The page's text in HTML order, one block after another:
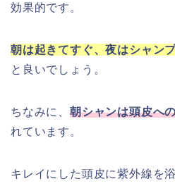
効果的です。
朝は起きてすぐ、夜はシャン
と良いでしょう。
ちなみに、 朝シャンは頭皮へ
れています。
キレイにした頭皮に紫外線を